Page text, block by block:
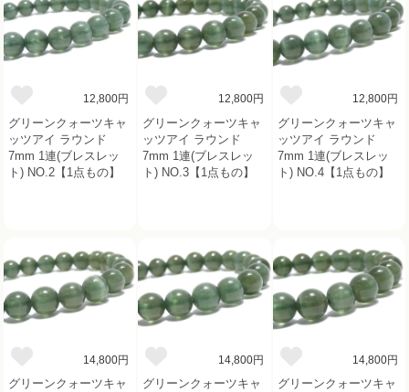
12,800円
グリーンクォーツキャ
ッツアイ ラウンド
7mm 1連(ブレスレッ
ト) NO.2【1点もの】
12,800円
グリーンクォーツキャ
ッツアイ ラウンド
7mm 1連(ブレスレッ
ト) NO.3【1点もの】
12,800円
グリーンクォーツキャ
ッツアイ ラウンド
7mm 1連(ブレスレッ
ト) NO.4【1点もの】
14,800円
グリーンクォーツキャ
14,800円
グリーンクォーツキャ
14,800円
グリーンクォーツキャ